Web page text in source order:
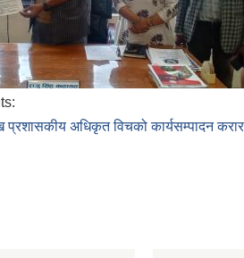
अधिकृत विचको कार्यसम्पादन